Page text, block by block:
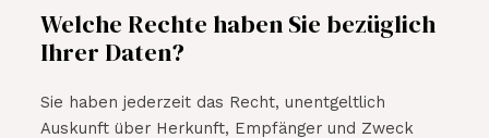
Welche Rechte haben Sie bezüglich
Ihrer Daten?
Sie haben jederzeit das Recht, unentgeltlich
Auskunft über Herkunft, Empfänger und Zweck